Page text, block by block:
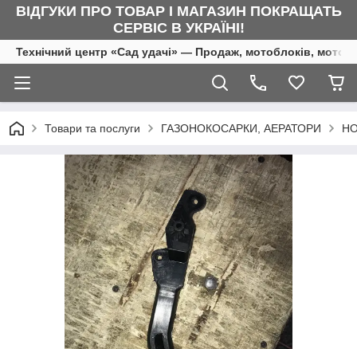
ВІДГУКИ ПРО ТОВАР І МАГАЗИН ПОКРАЩАТЬ
СЕРВІС В УКРАЇНІ!
Технічний центр «Сад удачі» — Продаж, мотоблоків,
Товари та послуги ГАЗОНОКОСАРКИ, АЕРАТОРИ